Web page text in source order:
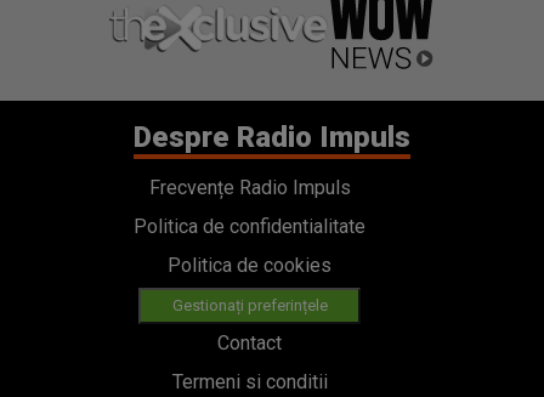
Despre Radio Impuls
Frecvențe Radio Impuls
Politica de confidentialitate
Politica de cookies
Gestionați preferințele
Contact
Termeni si conditii